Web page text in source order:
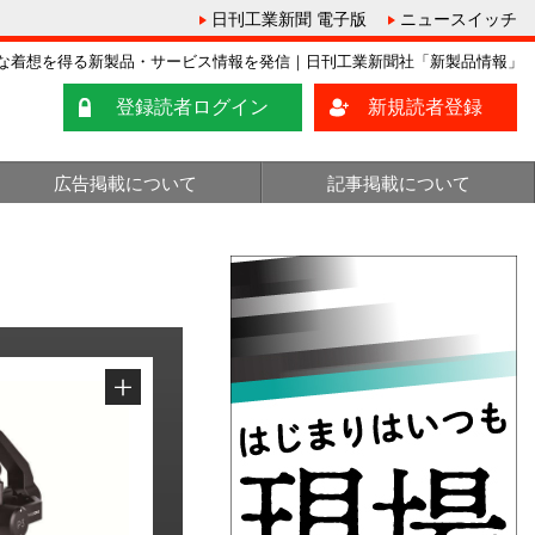
日刊工業新聞 電子版 ニュースイッチ
想を得る新製品・サービス情報を発信｜日刊工業新聞社「新製品情報」
登録読者ログイン 新規読者登録
広告掲載について 記事掲載について